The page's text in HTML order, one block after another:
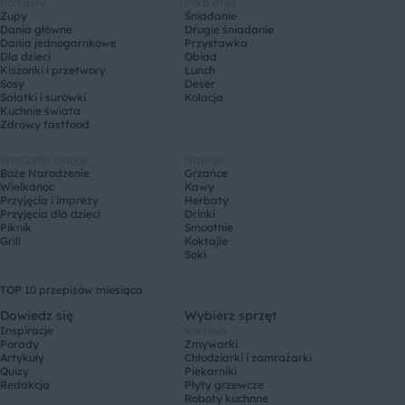
Zupy
Dania główne
Dania jednogarnkowe
Dla dzieci
Kiszonki i przetwory
Sosy
Sałatki i surówki
Kuchnie świata
Zdrowy fastfood
Śniadanie
Drugie śniadanie
Przystawka
Obiad
Lunch
Deser
Kolacja
Boże Narodzenie
Wielkanoc
Przyjęcia i imprezy
Przyjęcia dla dzieci
Piknik
Grill
Grzańce
Kawy
Herbaty
Drinki
Smoothie
Koktajle
Soki
TOP 10 przepisów miesiąca
Dowiedz się
Inspiracje
Porady
Artykuły
Quizy
Redakcja
Wybierz sprzęt
Zmywarki
Chłodziarki i zamrażarki
Piekarniki
Płyty grzewcze
Roboty kuchnne